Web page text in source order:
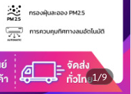
1/9